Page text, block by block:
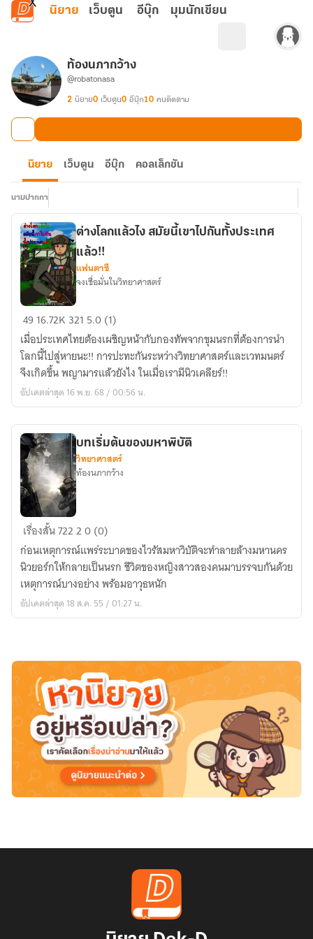
ข้ามไปยังเนื้อหาหลัก
นิยาย เว็บตูน อีบุ๊ก มุมนักเขียน
ท้องนภากว้าง
@robatonasa
2 นิยาย0 เว็บตูน0 อีบุ๊ก10 คนติดตาม
นิยาย เว็บตูน อีบุ๊ก คอลเล็กชัน
นามปากกา
ต่าง
โลก
แล้ว
ไง
สมัย
นี้
ไป
กัน
ทั้ง
ประเทศ
แล้ว!!
ต่างโลกแล้วไง สมัยนี้เขาไปกันทั้งประเทศ
แล้ว!!
แฟนตาซี
จงเชื่อมั่นในวิทยาศาสตร์
49 16.72K 321 5.0 (1)
เมื่อประเทศไทยต้องเผชิญหน้ากับกองทัพจากขุมนรกที่ต้องการนำ
โลกนี้ไปสู่หายนะ!! การปะทะกันระหว่างวิทยาศาสตร์และเวทมนตร์
จึงเกิดขึ้น พญามารแล้วยังไง ในเมื่อเรามีนิวเคลียร์!!
อัปเดตล่าสุด 16 พ.ย. 68 / 00:56 น.
บท
เริ่ม
ต้น
ของ
มหา
พิบัติ
บทเริ่มต้นของมหาพิบัติ
วิทยาศาสตร์
ท้องนภากว้าง
เรื่องสั้น72220 (0)
ก่อนเหตุการณ์แพร่ระบาดของไวรัสมหาวิบัติจะทำลายล้างมหานคร
นิวยอร์กให้กลายเป็นนรก ชีวิตของหญิงสาวสองคนมาบรรจบกันด้วย
เหตุการณ์บางอย่าง พร้อมอาวุธหนัก
อัปเดตล่าสุด 18 ส.ค. 55 / 01:27 น.